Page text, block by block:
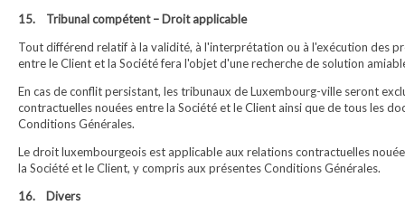
15. Tribunal compétent – Droit applicable
Tout différend relatif à la validité, à l'interprétation ou à l'exécution des
entre le Client et la Société fera l'objet d'une recherche de solution
En cas de conflit persistant, les tribunaux de Luxembourg-ville seront
contractuelles nouées entre la Société et le Client ainsi que de tous les
Conditions Générales.
Le droit luxembourgeois est applicable aux relations contractuelles
la Société et le Client, y compris aux présentes Conditions Générales.
16. Divers